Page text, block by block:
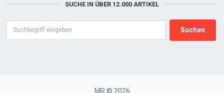
SUCHE IN ÜBER 12.000 ARTIKEL
MR © 2026